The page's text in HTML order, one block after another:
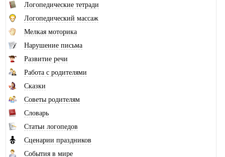
Логопедические тетради
Логопедический массаж
Мелкая моторика
Нарушение письма
Развитие речи
Работа с родителями
Сказки
Советы родителям
Словарь
Статьи логопедов
Сценарии праздников
События в мире